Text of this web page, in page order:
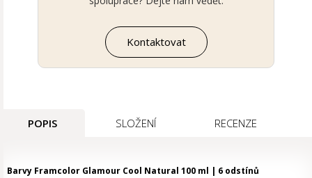
Kontaktovat
POPIS SLOŽENÍ RECENZE
Barvy Framcolor Glamour Cool Natural 100 ml | 6 odstínů